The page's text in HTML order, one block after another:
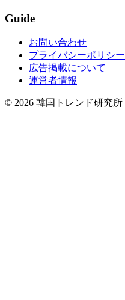
Guide
お問い合わせ
プライバシーポリシー
広告掲載について
運営者情報
© 2026 韓国トレンド研究所